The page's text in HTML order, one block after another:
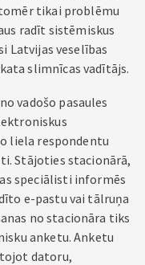
tikai problēmu
radīt sistēmiskus
Latvijas veselības
slimnīcas vadītājs.
vadošo pasaules
liela respondentu
Stājoties stacionārā,
speciālisti informēs
e-pastu vai tālruņa
no stacionāra tiks
anketu. Anketu
datoru,